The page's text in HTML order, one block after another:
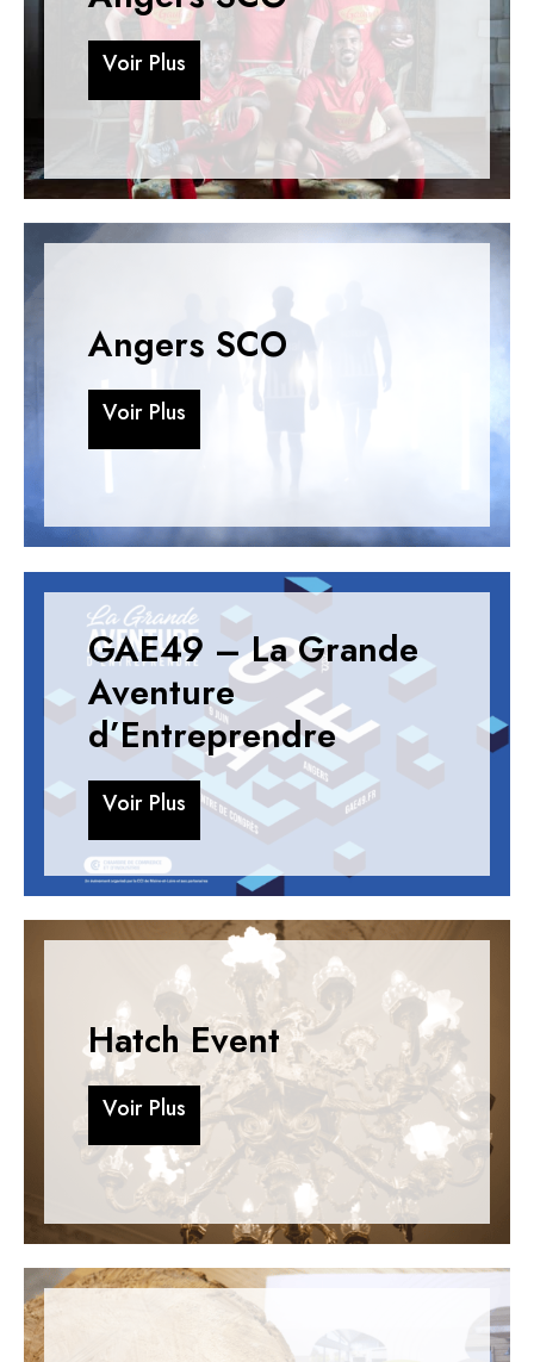
Voir Plus
Voir Plus
Angers SCO
Voir Plus
Voir Plus
GAE49 – La Grande
Aventure
d’Entreprendre
Voir Plus
Voir Plus
Hatch Event
Voir Plus
Voir Plus